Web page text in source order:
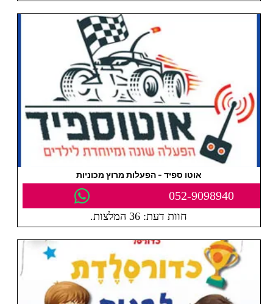
אוטו ספיד - הפעלות מרוץ מכוניות
052-9098940
חוות דעת: 36 המלצות.